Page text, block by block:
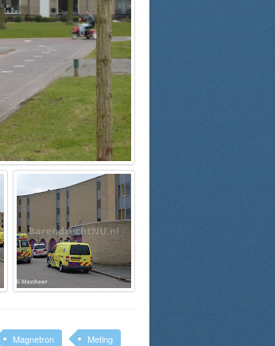
Magnetron
Meting